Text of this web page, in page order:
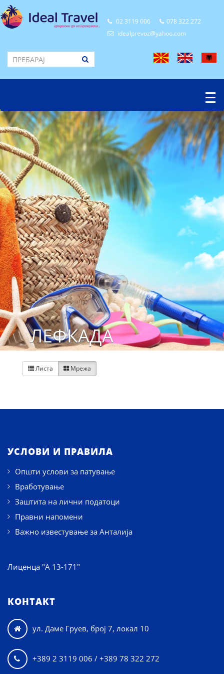
02 3119 006
078 322 272
idealprevoz@yahoo.com
ЛЕФКАДА
Листа Мрежа
УСЛОВИ И ПРАВИЛА
Општи услови за патување
Вработување
Заштита на лични податоци
Правни напомени
Важно известување за Анталија
Лиценца "А 13-171"
КОНТАКТ
 ул. Даме Груев, број 7, локал 10
 +389 2 3119 006 / +389 78 322 272